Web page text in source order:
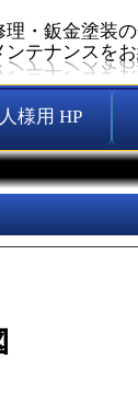
理・鈑金塗装
テナンスをお
様用 HP